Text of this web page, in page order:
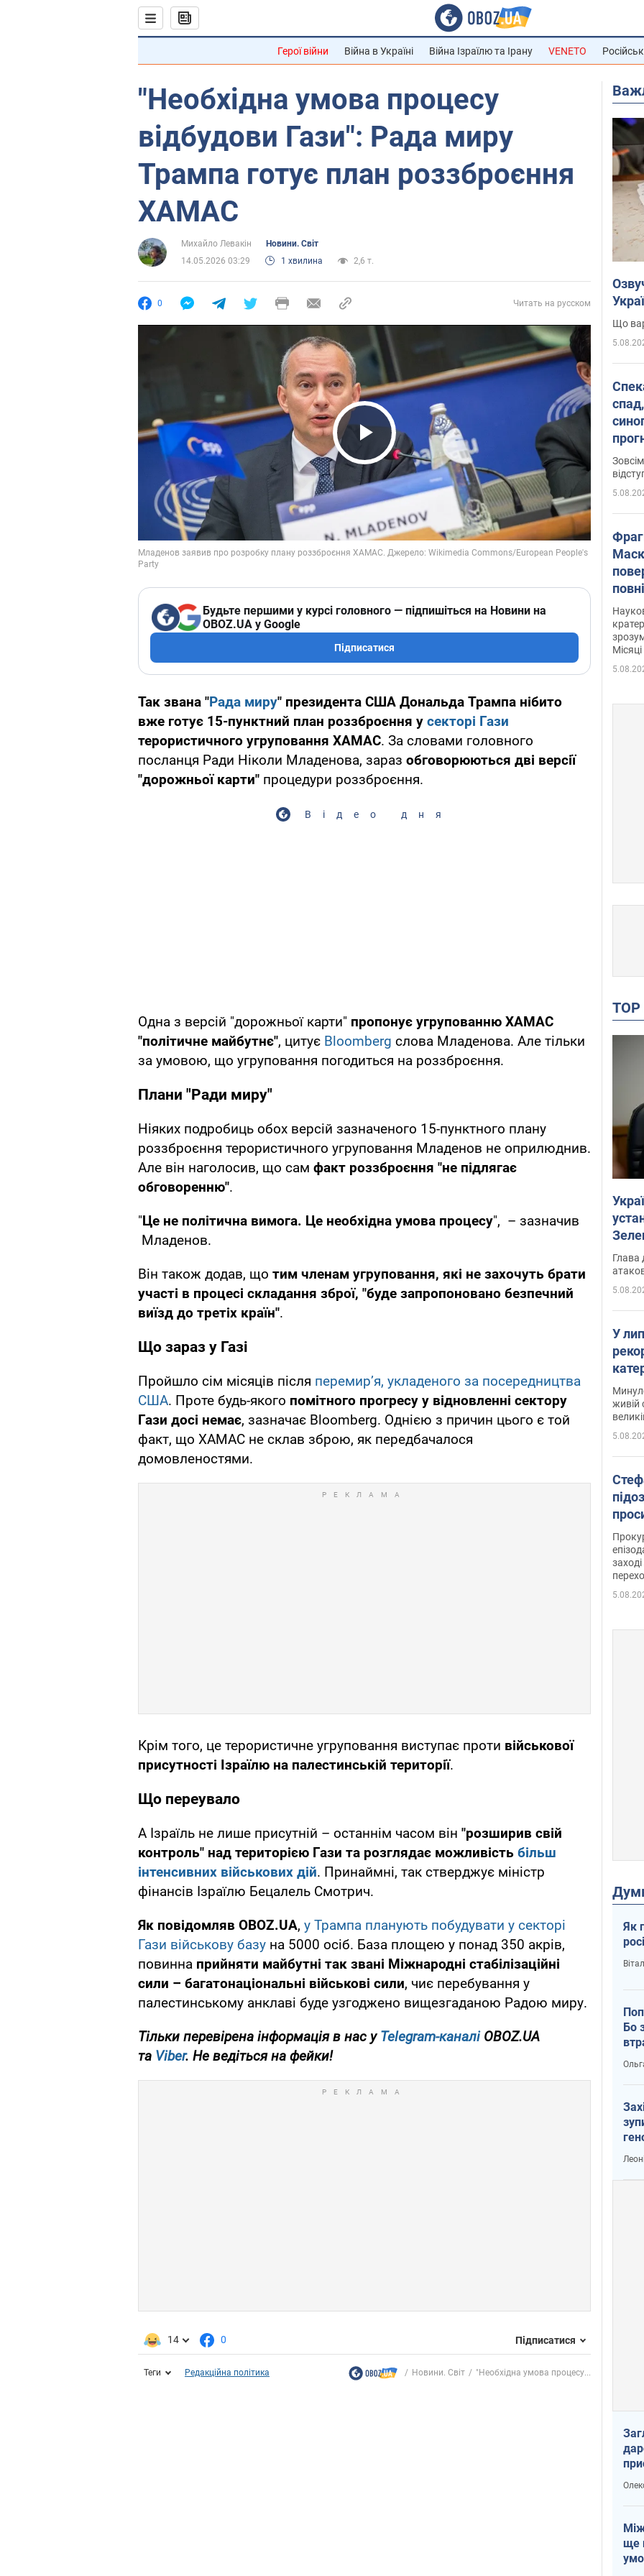
Герої війни Війна в Україні Війна Ізраїлю та Ірану VENETO
"Необхідна умова процесу
відбудови Гази": Рада миру
Трампа готує план роззброєння
ХАМАС
Михайло Левакін
Новини. Світ
14.05.2026 03:29
1 хвилина 2,6 т.
0 Читать на русском
Play Video
Будьте першими у курсі головного — підпишіться на Новини на
OBOZ.UA у Google
Підписатися
Так звана "Рада миру" президента США Дональда Трампа нібито
вже готує 15-пунктний план роззброєння у секторі Гази
терористичного угруповання ХАМАС. За словами головного
посланця Ради Ніколи Младенова, зараз обговорюються дві версії
"дорожньої карти" процедури роззброєння.
Відео дня
Одна з версій "дорожньої карти" пропонує угрупованню ХАМАС
"політичне майбутнє", цитує Bloomberg слова Младенова. Але тільки
за умовою, що угруповання погодиться на роззброєння.
Плани "Ради миру"
Ніяких подробиць обох версій зазначеного 15-пунктного плану
роззброєння терористичного угруповання Младенов не оприлюднив.
Але він наголосив, що сам факт роззброєння "не підлягає
обговоренню".
"Це не політична вимога. Це необхідна умова процесу", – зазначив
Младенов.
Він також додав, що тим членам угруповання, які не захочуть брати
участі в процесі складання зброї, "буде запропоновано безпечний
виїзд до третіх країн".
Що зараз у Газі
Пройшло сім місяців після перемир’я, укладеного за посередництва
США. Проте будь-якого помітного прогресу у відновленні сектору
Гази досі немає, зазначає Bloomberg. Однією з причин цього є той
факт, що ХАМАС не склав зброю, як передбачалося
домовленостями.
Крім того, це терористичне угруповання виступає проти військової
присутності Ізраїлю на палестинській території.
Що переувало
А Ізраїль не лише присутній – останнім часом він "розширив свій
контроль" над територією Гази та розглядає можливість більш
інтенсивних військових дій. Принаймні, так стверджує міністр
фінансів Ізраїлю Бецалель Смотрич.
Як повідомляв OBOZ.UA, у Трампа планують побудувати у секторі
Гази військову базу на 5000 осіб. База площею у понад 350 акрів,
повинна прийняти майбутні так звані Міжнародні стабілізаційні
сили – багатонаціональні військові сили, чиє перебування у
палестинському анклаві буде узгоджено вищезгаданою Радою миру.
Тільки перевірена інформація в нас уTelegram-каналіOBOZ.UA
та Viber. Не ведіться на фейки!
14 0 Підписатися
Теги Редакційна політика Новини. Світ "Необхідна умова процесу...
Що
усе
Місяці
Глава
У
живій
Як
Бо
ще